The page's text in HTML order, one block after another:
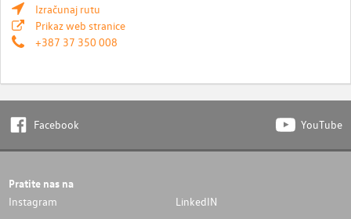
Izračunaj rutu
Prikaz web stranice
+387 37 350 008
Facebook YouTube
Pratite nas na
Instagram LinkedIN